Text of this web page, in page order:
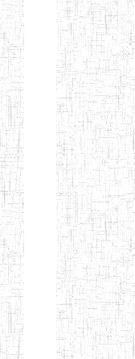
CEFED/
SANTA
PTTC
FULL
BTTC
BAPTIST
COLLEGE